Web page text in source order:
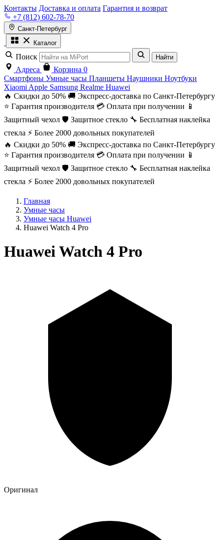
Контакты Доставка и оплата Гарантия и возврат
+7 (812) 602-78-70
Санкт-Петербург
Каталог
Поиск Найти
Адреса Корзина 0
Смартфоны Умные часы Планшеты Наушники Ноутбуки
Xiaomi Apple Samsung Realme Huawei
🔥 Скидки до 50% 🚚 Экспресс-доставка по Санкт-Петербургу
⭐ Гарантия производителя 💳 Оплата при получении 📱
Защитный чехол 🛡️ Защитное стекло 🔧 Бесплатная наклейка
стекла ⚡ Более 2000 довольных покупателей
🔥 Скидки до 50% 🚚 Экспресс-доставка по Санкт-Петербургу
⭐ Гарантия производителя 💳 Оплата при получении 📱
Защитный чехол 🛡️ Защитное стекло 🔧 Бесплатная наклейка
стекла ⚡ Более 2000 довольных покупателей
Главная
Умные часы
Умные часы Huawei
Huawei Watch 4 Pro
Huawei Watch 4 Pro
Оригинал